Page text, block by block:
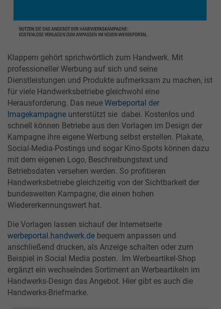
Klappern gehört sprichwörtlich zum Handwerk. Mit
professioneller Werbung auf sich und seine
Dienstleistungen und Produkte aufmerksam zu machen, ist
für viele Handwerksbetriebe gleichwohl eine
Herausforderung. Das neue Werbeportal der
Imagekampagne unterstützt sie dabei. Kostenlos und
schnell können Betriebe aus den Vorlagen im Design der
Kampagne ihre eigene Werbung selbst erstellen. Plakate,
Social-Media-Postings und sogar Kino-Spots können dazu
mit dem eigenen Logo, Beschreibungstext und
Betriebsdaten versehen werden. So profitieren
Handwerksbetriebe gleichzeitig von der Sichtbarkeit der
bundesweiten Kampagne, die einen hohen
Wiedererkennungswert hat.
Die Vorlagen lassen sichauf der Internetseite
werbeportal.handwerk.de bequem anpassen und
anschließend drucken, als Anzeige schalten oder zum
Beispiel in Social Media posten. Im Werbeartikel-Shop
ergänzt ein wechselndes Sortiment an Werbeartikeln im
Handwerks-Design das Angebot. Hier gibt es auch die
Handwerks-Briefmarke.